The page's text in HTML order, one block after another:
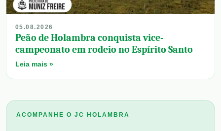
05.08.2026
Peão de Holambra conquista vice-
campeonato em rodeio no Espírito Santo
Leia mais »
ACOMPANHE O JC HOLAMBRA